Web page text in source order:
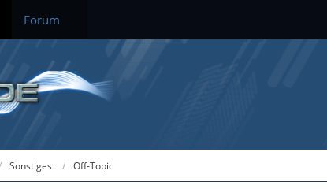
Forum
Sonstiges Off-Topic